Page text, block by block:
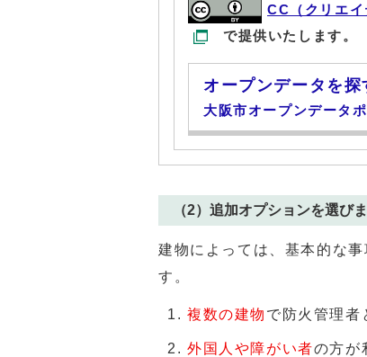
CC（クリエ
で提供いたします。
オープンデータを探
大阪市オープンデータ
（2）追加オプションを選び
建物によっては、基本的な
す。
複数の建物 で防火管理
外国人や障がい者の方が